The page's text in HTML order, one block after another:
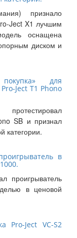
признало
Ject X1 лучшим
оснащена
диском и
для
Ject T1 Phono
SB и признал
категории.
в
проигрыватель
в ценовой
Pro-Ject VC-S2